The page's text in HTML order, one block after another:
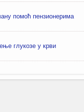
помоћ пензионерима
глукозе у крви